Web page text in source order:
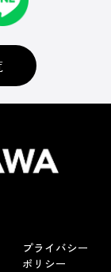
プライバシー
ポリシー